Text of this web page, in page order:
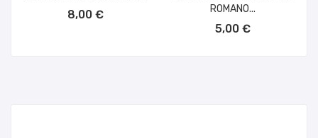
8,00 €
ROMANO...
5,00 €